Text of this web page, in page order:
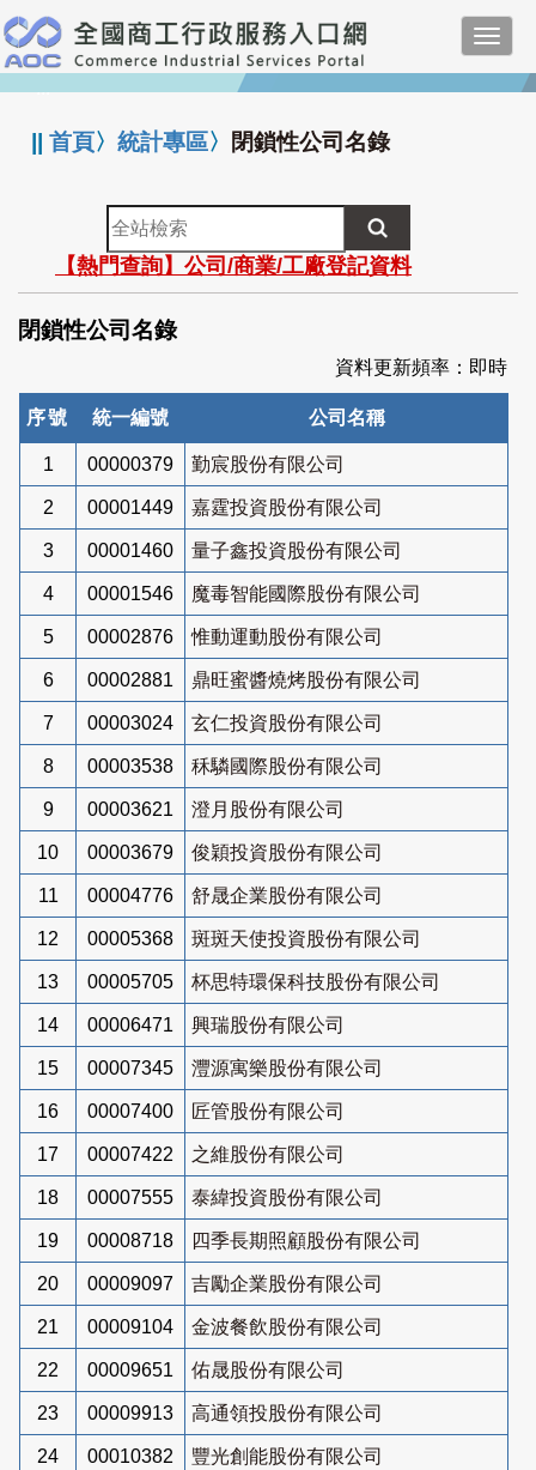
跳
到
主
要
:::
||首頁〉統計專區〉 閉鎖性公司名錄
全
站
檢
索
【熱門查詢】公司/商業/工廠登記資料
閉鎖性公司名錄
資料更新頻率：即時
序號 統一編號 公司名稱
1 00000379 勤宸股份有限公司
2 00001449 嘉霆投資股份有限公司
3 00001460 量子鑫投資股份有限公司
4 00001546 魔毒智能國際股份有限公司
5 00002876 惟動運動股份有限公司
6 00002881 鼎旺蜜醬燒烤股份有限公司
7 00003024 玄仁投資股份有限公司
8 00003538 秝驎國際股份有限公司
9 00003621 澄月股份有限公司
10 00003679 俊穎投資股份有限公司
11 00004776 舒晟企業股份有限公司
12 00005368 斑斑天使投資股份有限公司
13 00005705 杯思特環保科技股份有限公司
14 00006471 興瑞股份有限公司
15 00007345 灃源寓樂股份有限公司
16 00007400 匠管股份有限公司
17 00007422 之維股份有限公司
18 00007555 泰緯投資股份有限公司
19 00008718 四季長期照顧股份有限公司
20 00009097 吉勵企業股份有限公司
21 00009104 金波餐飲股份有限公司
22 00009651 佑晟股份有限公司
23 00009913 高通領投股份有限公司
24 00010382 豐光創能股份有限公司